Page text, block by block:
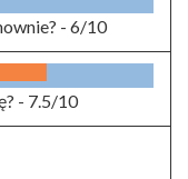
- 6/10
- 7.5/10